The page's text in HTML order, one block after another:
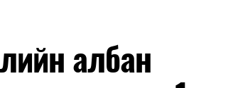
хүрээнд бусад эх
Үүд боомтоор 2000 тонн дизель
хийгдэж байна" гэлээ
албан